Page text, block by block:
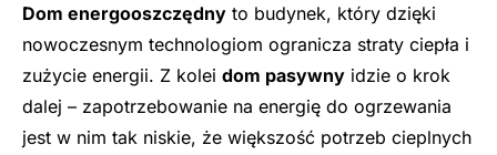
Dom energooszczędny to budynek, który dzięki
nowoczesnym technologiom ogranicza straty ciepła i
zużycie energii. Z kolei dom pasywny idzie o krok
dalej – zapotrzebowanie na energię do ogrzewania
jest w nim tak niskie, że większość potrzeb cieplnych